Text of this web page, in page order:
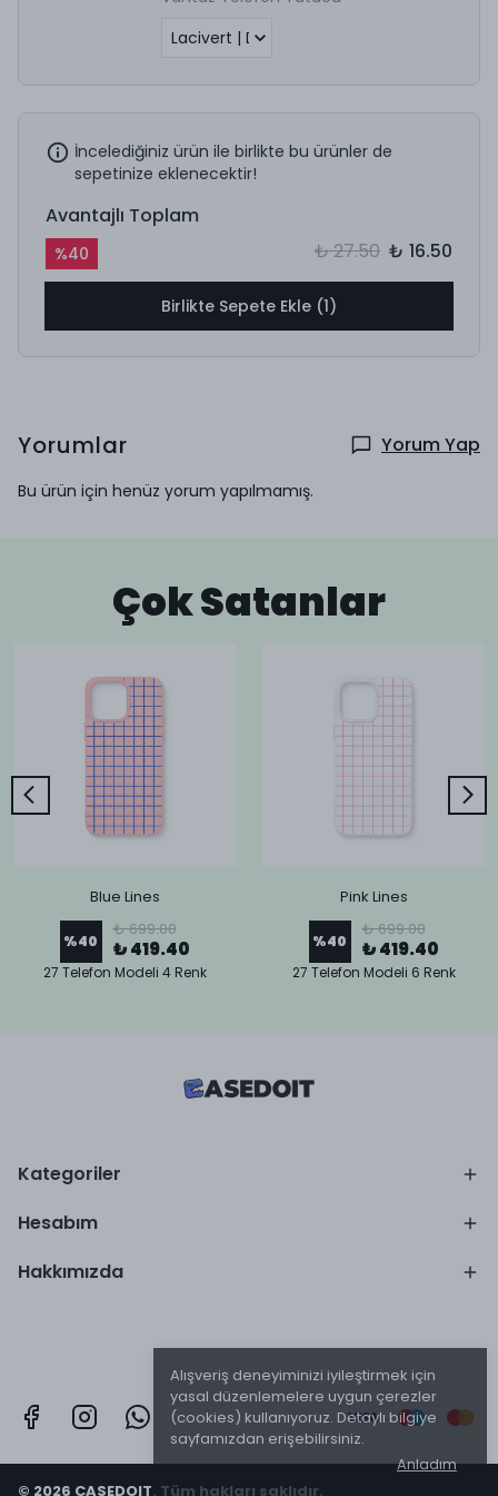
Alışveriş deneyiminizi iyileştirmek için
yasal düzenlemelere uygun çerezler
(cookies) kullanıyoruz. Detaylı bilgiye
sayfamızdan erişebilirsiniz.
Anladım
İncelediğiniz ürün ile birlikte bu ürünler de
sepetinize eklenecektir!
Avantajlı Toplam
%40 ₺ 27.50 ₺ 16.50
Birlikte Sepete Ekle (1)
Yorumlar Yorum Yap
Bu ürün için henüz yorum yapılmamış.
Çok Satanlar
Blue Lines
%40
₺ 699.00
₺ 419.40
27 Telefon Modeli 4 Renk
Pink Lines
%40
₺ 699.00
₺ 419.40
27 Telefon Modeli 6 Renk
Kategoriler
Hesabım
Hakkımızda
© 2026 CASEDOIT. Tüm hakları saklıdır.